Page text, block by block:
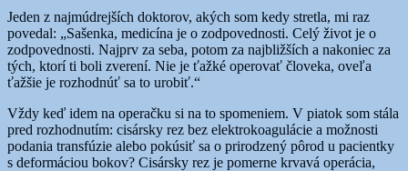
Jeden z najmúdrejších doktorov, akých som kedy stretla, mi raz
povedal: „Sašenka, medicína je o zodpovednosti. Celý život je o
zodpovednosti. Najprv za seba, potom za najbližších a nakoniec za
tých, ktorí ti boli zverení. Nie je ťažké operovať človeka, oveľa
ťažšie je rozhodnúť sa to urobiť.“
Vždy keď idem na operačku si na to spomeniem. V piatok som stála
pred rozhodnutím: cisársky rez bez elektrokoagulácie a možnosti
podania transfúzie alebo pokúsiť sa o prirodzený pôrod u pacientky
s deformáciou bokov? Cisársky rez je pomerne krvavá operácia,